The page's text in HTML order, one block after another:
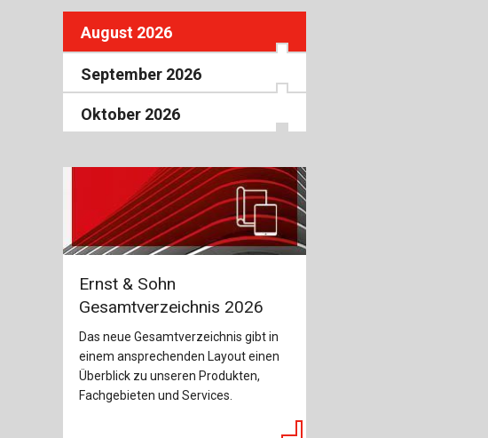
August 2026
September 2026
Oktober 2026
Ernst & Sohn
Gesamtverzeichnis 2026
Das neue Gesamtverzeichnis gibt in
einem ansprechenden Layout einen
Überblick zu unseren Produkten,
Fachgebieten und Services.